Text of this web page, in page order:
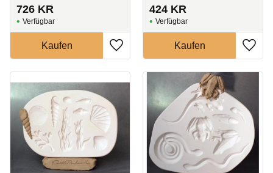
726 KR
Zu Favoriten hinzufügen
424 KR
Zu